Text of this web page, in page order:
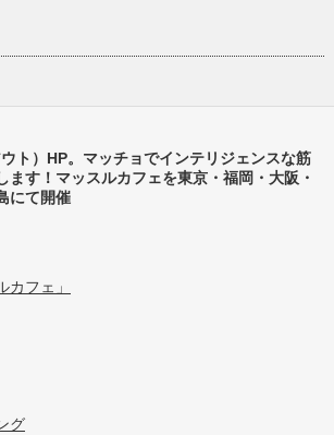
ト）HP。マッチョでインテリジェンスな筋
ます！マッスルカフェを東京・福岡・大阪・
にて開催
フェ」
グ